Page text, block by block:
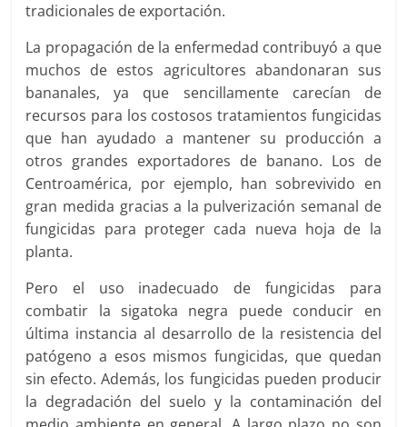
tradicionales de exportación.
La propagación de la enfermedad contribuyó a que
muchos de estos agricultores abandonaran sus
bananales, ya que sencillamente carecían de
recursos para los costosos tratamientos fungicidas
que han ayudado a mantener su producción a
otros grandes exportadores de banano. Los de
Centroamérica, por ejemplo, han sobrevivido en
gran medida gracias a la pulverización semanal de
fungicidas para proteger cada nueva hoja de la
planta.
Pero el uso inadecuado de fungicidas para
combatir la sigatoka negra puede conducir en
última instancia al desarrollo de la resistencia del
patógeno a esos mismos fungicidas, que quedan
sin efecto. Además, los fungicidas pueden producir
la degradación del suelo y la contaminación del